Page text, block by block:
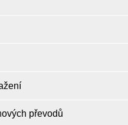
převodů